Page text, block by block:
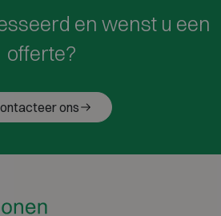
en wenst u een
offerte?
ons